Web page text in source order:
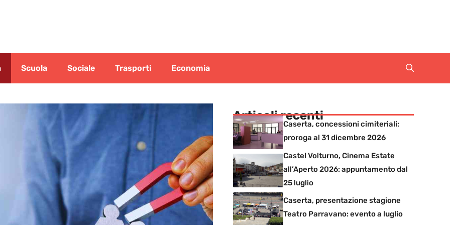
Scuola Sociale Trasporti Economia
Articoli recenti
Caserta, concessioni cimiteriali:
proroga al 31 dicembre 2026
Castel Volturno, Cinema Estate
all’Aperto 2026: appuntamento dal
25 luglio
Caserta, presentazione stagione
Teatro Parravano: evento a luglio